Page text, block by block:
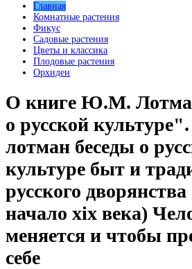
Главная
Комнатные растения
Фикус
Садовые растения
Цветы и классика
Плодовые растения
Орхидеи
О книге Ю.М.
о русской
лотман беседы о
культуре быт и
русского
начало xix века)
меняется и чтобы
себе